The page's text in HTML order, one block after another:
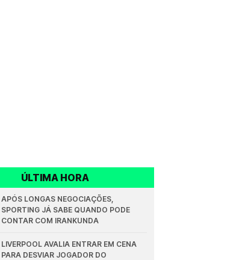
ÚLTIMA HORA
APÓS LONGAS NEGOCIAÇÕES,
SPORTING JÁ SABE QUANDO PODE
CONTAR COM IRANKUNDA
LIVERPOOL AVALIA ENTRAR EM CENA
PARA DESVIAR JOGADOR DO